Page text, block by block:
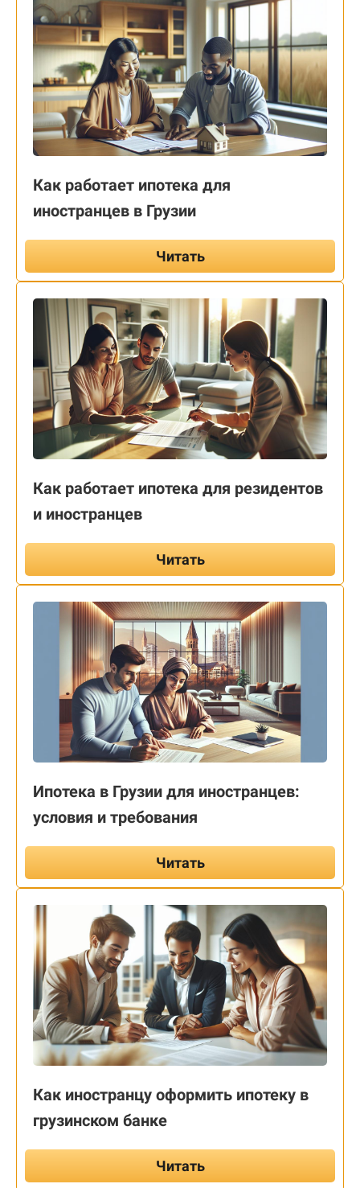
Как работает ипотека для
иностранцев в Грузии
Читать
Как работает ипотека для резидентов
и иностранцев
Читать
Ипотека в Грузии для иностранцев:
условия и требования
Читать
Как иностранцу оформить ипотеку в
грузинском банке
Читать